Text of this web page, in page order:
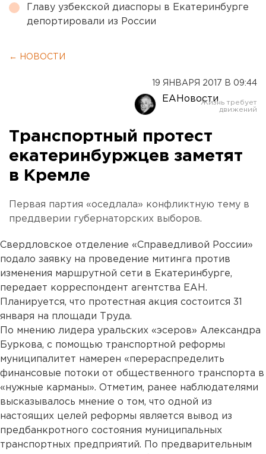
Главу узбекской диаспоры в Екатеринбурге
депортировали из России
← НОВОСТИ
19 ЯНВАРЯ 2017 В 09:44
ЕАНовости
Транспортный протест
екатеринбуржцев заметят
в Кремле
Первая партия «оседлала» конфликтную тему в
преддверии губернаторских выборов.
Свердловское отделение «Справедливой России»
подало заявку на проведение митинга против
изменения маршрутной сети в Екатеринбурге,
передает корреспондент агентства ЕАН.
Планируется, что протестная акция состоится 31
января на площади Труда.
По мнению лидера уральских «эсеров» Александра
Буркова, с помощью транспортной реформы
муниципалитет намерен «перераспределить
финансовые потоки от общественного транспорта в
«нужные карманы». Отметим, ранее наблюдателями
высказывалось мнение о том, что одной из
настоящих целей реформы является вывод из
предбанкротного состояния муниципальных
транспортных предприятий. По предварительным